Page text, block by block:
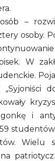
–
osoby.
W
i
Wielu